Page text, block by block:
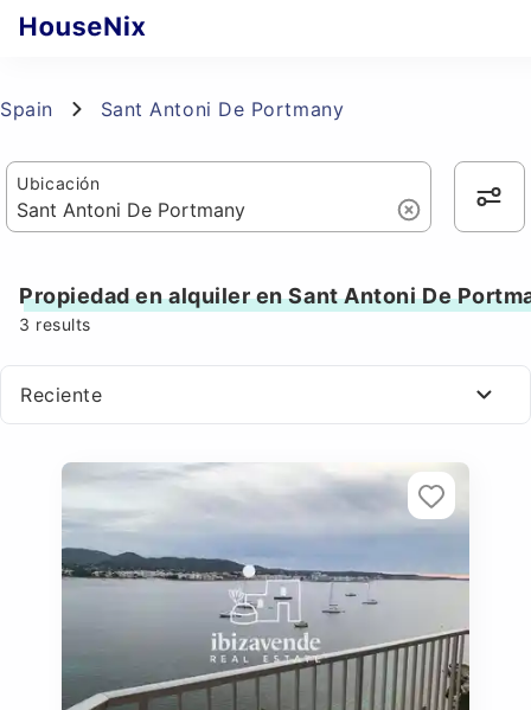
Spain Sant Antoni De Portmany
Ubicación
Propiedad en alquiler en Sant Antoni De
3 results
Reciente